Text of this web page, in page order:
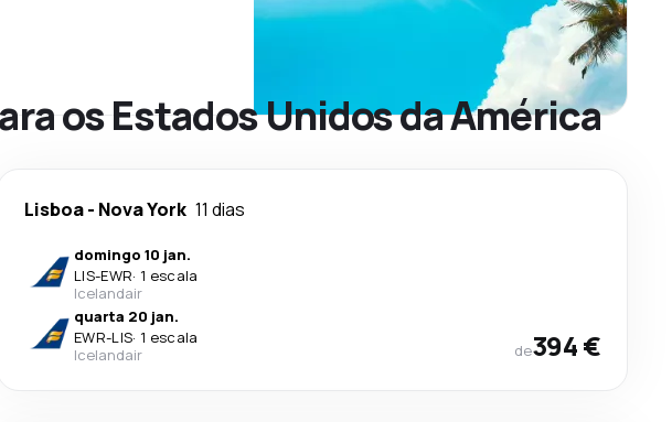
os Estados Unidos da América
Lisboa- Nova York 11 dias
domingo 10 jan.
LIS-EWR· 1 escala
Icelandair
quarta 20 jan.
EWR-LIS· 1 escala
Icelandair
de394 €